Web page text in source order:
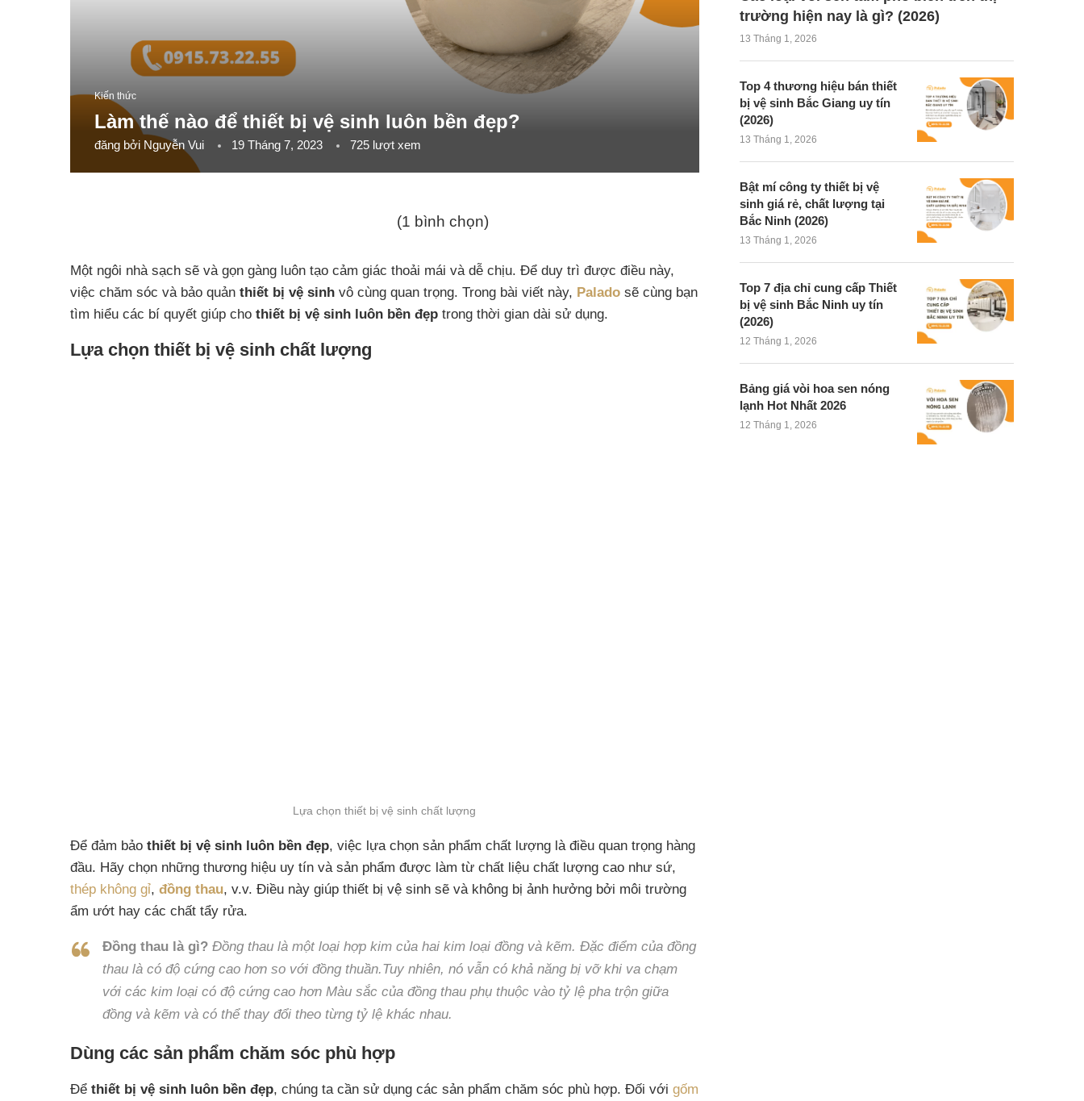
Kiến thức
Làm thế nào để thiết bị vệ sinh luôn bền đẹp?
đăng bởi Nguyễn Vui 19 Tháng 7, 2023 725 lượt xem
(1 bình chọn)
Một ngôi nhà sạch sẽ và gọn gàng luôn tạo cảm giác thoải mái và dễ chịu. Để duy trì được điều này,
việc chăm sóc và bảo quản thiết bị vệ sinh vô cùng quan trọng. Trong bài viết này, Palado sẽ cùng bạn
tìm hiểu các bí quyết giúp cho thiết bị vệ sinh luôn bền đẹp trong thời gian dài sử dụng.
Lựa chọn thiết bị vệ sinh chất lượng
Lựa chọn thiết bị vệ sinh chất lượng
Để đảm bảo thiết bị vệ sinh luôn bền đẹp, việc lựa chọn sản phẩm chất lượng là điều quan trọng hàng
đầu. Hãy chọn những thương hiệu uy tín và sản phẩm được làm từ chất liệu chất lượng cao như sứ,
thép không gỉ, đồng thau, v.v. Điều này giúp thiết bị vệ sinh sẽ và không bị ảnh hưởng bởi môi trường
ẩm ướt hay các chất tẩy rửa.
Đồng thau là gì? Đồng thau là một loại hợp kim của hai kim loại đồng và kẽm. Đặc điểm của đồng
thau là có độ cứng cao hơn so với đồng thuần.Tuy nhiên, nó vẫn có khả năng bị vỡ khi va chạm
với các kim loại có độ cứng cao hơn Màu sắc của đồng thau phụ thuộc vào tỷ lệ pha trộn giữa
đồng và kẽm và có thể thay đổi theo từng tỷ lệ khác nhau.
Dùng các sản phẩm chăm sóc phù hợp
Để thiết bị vệ sinh luôn bền đẹp, chúng ta cần sử dụng các sản phẩm chăm sóc phù hợp. Đối với gốm
trường hiện nay là gì? (2026)
13 Tháng 1, 2026
Top 4 thương hiệu bán thiết
bị vệ sinh Bắc Giang uy tín
(2026)
13 Tháng 1, 2026
Bật mí công ty thiết bị vệ
sinh giá rẻ, chất lượng tại
Bắc Ninh (2026)
13 Tháng 1, 2026
Top 7 địa chỉ cung cấp Thiết
bị vệ sinh Bắc Ninh uy tín
(2026)
12 Tháng 1, 2026
Bảng giá vòi hoa sen nóng
lạnh Hot Nhất 2026
12 Tháng 1, 2026